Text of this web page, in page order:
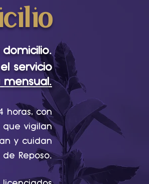
.
servicio
mensual.
horas, con
que vigilan
y cuidan
Reposo.